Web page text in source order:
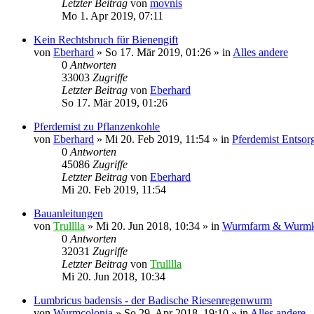
Letzter Beitrag von movnis
Mo 1. Apr 2019, 07:11
Kein Rechtsbruch für Bienengift
von Eberhard » So 17. Mär 2019, 01:26 » in Alles andere
0 Antworten
33003 Zugriffe
Letzter Beitrag von Eberhard
So 17. Mär 2019, 01:26
Pferdemist zu Pflanzenkohle
von Eberhard » Mi 20. Feb 2019, 11:54 » in Pferdemist
0 Antworten
45086 Zugriffe
Letzter Beitrag von Eberhard
Mi 20. Feb 2019, 11:54
Bauanleitungen
von Trulllla » Mi 20. Jun 2018, 10:34 » in Wurmfarm &
0 Antworten
32031 Zugriffe
Letzter Beitrag von Trulllla
Mi 20. Jun 2018, 10:34
Lumbricus badensis - der Badische Riesenregenwurm